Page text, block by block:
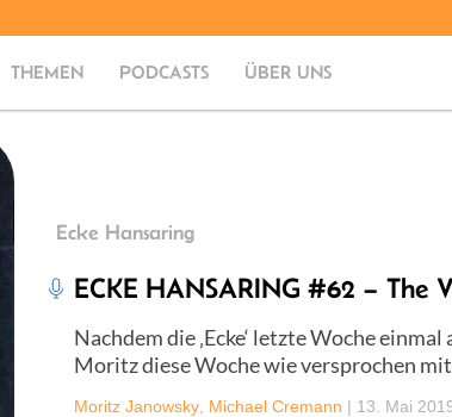
THEMEN PODCASTS ÜBER UNS
Ecke Hansaring
ECKE HANSARING #62 – The
Nachdem die ‚Ecke‘ letzte Woche
Moritz diese Woche wie versprochen
Moritz Janowsky Michael Cremann | 13. Mai